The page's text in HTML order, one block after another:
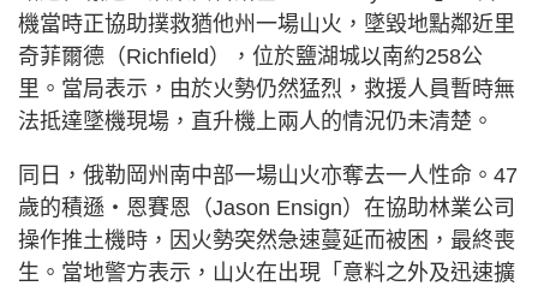
機當時正協助撲救猶他州一場山火，墜毀地點鄰近里
奇菲爾德（Richfield），位於鹽湖城以南約258公
里。當局表示，由於火勢仍然猛烈，救援人員暫時無
法抵達墜機現場，直升機上兩人的情況仍未清楚。
同日，俄勒岡州南中部一場山火亦奪去一人性命。47
歲的積遜・恩賽恩（Jason Ensign）在協助林業公司
操作推土機時，因火勢突然急速蔓延而被困，最終喪
生。當地警方表示，山火在出現「意料之外及迅速擴